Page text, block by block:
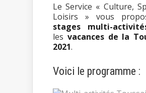
Le Service « Culture,
Loisirs » vous
stages multi-
les vacances de la
2021.
Voici le programme :